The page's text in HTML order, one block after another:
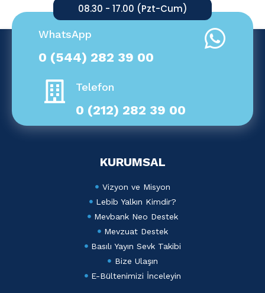
08.30 - 17.00 (Pzt-Cum)
WhatsApp
0 (544) 282 39 00
Telefon
0 (212) 282 39 00
KURUMSAL
Vizyon ve Misyon
Lebib Yalkın Kimdir?
Mevbank Neo Destek
Mevzuat Destek
Basılı Yayın Sevk Takibi
Bize Ulaşın
E-Bültenimizi İnceleyin